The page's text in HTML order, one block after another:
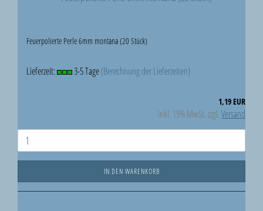
Feuerpolierte Perle 6mm montana (20 Stück)
Lieferzeit: 3-5 Tage(Berechnung der Lieferzeiten)
1,19 EUR
inkl. 19% MwSt. zzgl.Versand
IN DEN WARENKORB